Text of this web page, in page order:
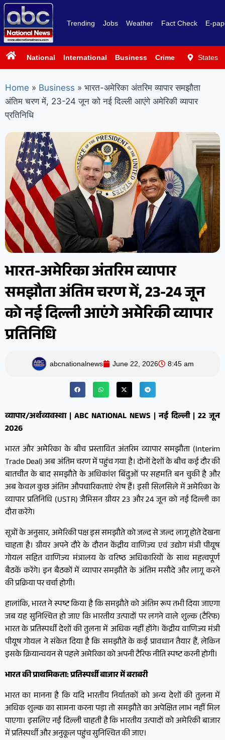
Trending Jobs Weather Fact Check E-
National International Business Crime PoliticsStates
Home » Business » भारत-अमेरिका अंतरिम व्यापार समझौता
अंतिम चरण में, 23-24 जून को नई दिल्ली आएंगे अमेरिकी व्यापार
प्रतिनिधि
भारत-अमेरिका अंतरिम व्यापार
समझौता अंतिम चरण में, 23-24 जून
को नई दिल्ली आएंगे अमेरिकी व्यापार
प्रतिनिधि
abcnationalnews June 22, 2026 8:45 am
व्यापार/अर्थव्यवस्था | ABC NATIONAL NEWS | नई दिल्ली | 22 जून
2026
भारत और अमेरिका के बीच प्रस्तावित अंतरिम व्यापार समझौता (Interim
Trade Deal) अब अंतिम चरण में पहुंच गया है। दोनों देशों के बीच कई दौर की
बातचीत के बाद समझौते के अधिकांश बिंदुओं पर सहमति बन चुकी है और
अब केवल कुछ अंतिम औपचारिकताएं शेष हैं। इसी सिलसिले में अमेरिका के
व्यापार प्रतिनिधि (USTR) जैमिसन ग्रीयर 23 और 24 जून को नई दिल्ली का
दौरा करेंगे।
सूत्रों के अनुसार, अमेरिकी पक्ष इस समझौते को जल्द से जल्द लागू होते देखना
चाहता है। ग्रीयर अपने दौरे के दौरान केंद्रीय वाणिज्य एवं उद्योग मंत्री पीयूष
गोयल सहित वाणिज्य मंत्रालय के वरिष्ठ अधिकारियों के साथ महत्वपूर्ण
बैठकें करेंगे। इन बैठकों में व्यापार समझौते के अंतिम मसौदे और लागू करने
की प्रक्रिया पर चर्चा होगी।
हालांकि, भारत ने स्पष्ट किया है कि समझौते को अंतिम रूप तभी दिया जाएगा
जब यह सुनिश्चित हो जाए कि भारतीय उत्पादों पर लगने वाले शुल्क (टैरिफ)
भारत के प्रतिस्पर्धी देशों की तुलना में अधिक नहीं होंगे। केंद्रीय वाणिज्य मंत्री
पीयूष गोयल ने संकेत दिया है कि समझौते के कई प्रावधान तैयार हैं, लेकिन
इसके क्रियान्वयन से पहले अमेरिका को अपनी टैरिफ नीति स्पष्ट करनी होगी।
भारत की प्राथमिकता: प्रतिस्पर्धी बाजार में बराबरी
भारत का मानना है कि यदि भारतीय निर्यातकों को अन्य देशों की तुलना में
अधिक शुल्क का सामना करना पड़ा तो समझौते का अपेक्षित लाभ नहीं मिल
पाएगा। इसलिए नई दिल्ली चाहती है कि भारतीय उत्पादों को अमेरिकी बाजार
में प्रतिस्पर्धी और अनुकूल पहुंच सुनिश्चित की जाए।